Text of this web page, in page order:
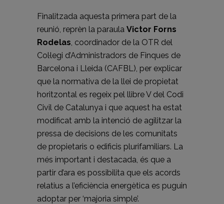
Finalitzada aquesta primera part de la
reunió, reprèn la paraula Victor Forns
Rodelas, coordinador de la OTR del
Col·legi d’Administradors de Finques de
Barcelona i Lleida (CAFBL), per explicar
que la normativa de la llei de propietat
horitzontal es regeix pel llibre V del Codi
Civil de Catalunya i que aquest ha estat
modificat amb la intenció de agilitzar la
pressa de decisions de les comunitats
de propietaris o edificis plurifamiliars. La
més important i destacada, és que a
partir d’ara es possibilita que els acords
relatius a l’eficiència energètica es puguin
adoptar per ‘majoria simple’.